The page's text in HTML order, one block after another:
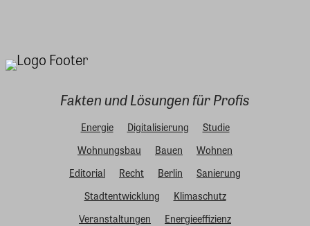
Fakten und Lösungen für Profis
Energie Digitalisierung
Studie
Wohnungsbau
Bauen
Wohnen
Editorial
Recht Berlin
Sanierung
Stadtentwicklung
Klimaschutz
Veranstaltungen
Energieeffizienz